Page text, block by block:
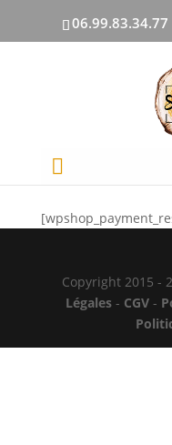
06.99.83.34.77
URL de
échoué
Copyright 2015 -
Légales- CGV-